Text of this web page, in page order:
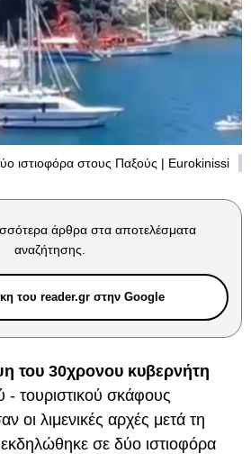
ιστιοφόρα στους Παξούς | Eurokinissi
άρθρα στα αποτελέσματα
αναζήτησης.
του reader.gr στην Google
του 30χρονου κυβερνήτη
- τουριστικού σκάφους
οι λιμενικές αρχές μετά τη
σε δύο ιστιοφόρα